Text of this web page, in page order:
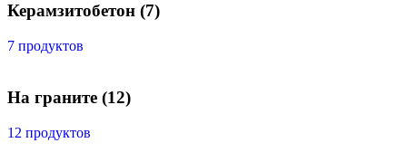
Керамзитобетон (7)
7 продуктов
На граните (12)
12 продуктов